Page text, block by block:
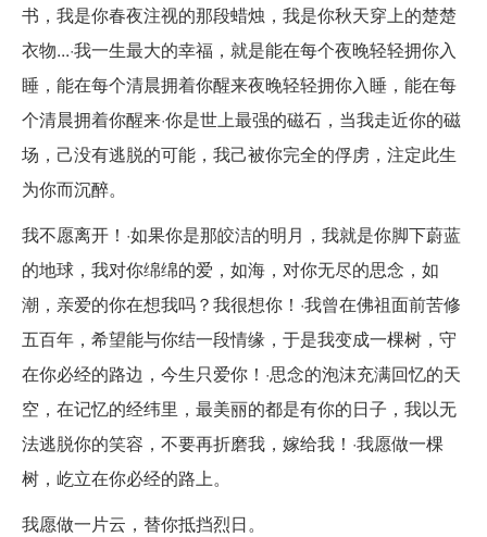
书，我是你春夜注视的那段蜡烛，我是你秋天穿上的楚楚
衣物...·我一生最大的幸福，就是能在每个夜晚轻轻拥你入
睡，能在每个清晨拥着你醒来夜晚轻轻拥你入睡，能在每
个清晨拥着你醒来·你是世上最强的磁石，当我走近你的磁
场，己没有逃脱的可能，我己被你完全的俘虏，注定此生
为你而沉醉。
我不愿离开！·如果你是那皎洁的明月，我就是你脚下蔚蓝
的地球，我对你绵绵的爱，如海，对你无尽的思念，如
潮，亲爱的你在想我吗？我很想你！·我曾在佛祖面前苦修
五百年，希望能与你结一段情缘，于是我变成一棵树，守
在你必经的路边，今生只爱你！·思念的泡沫充满回忆的天
空，在记忆的经纬里，最美丽的都是有你的日子，我以无
法逃脱你的笑容，不要再折磨我，嫁给我！·我愿做一棵
树，屹立在你必经的路上。
我愿做一片云，替你抵挡烈日。